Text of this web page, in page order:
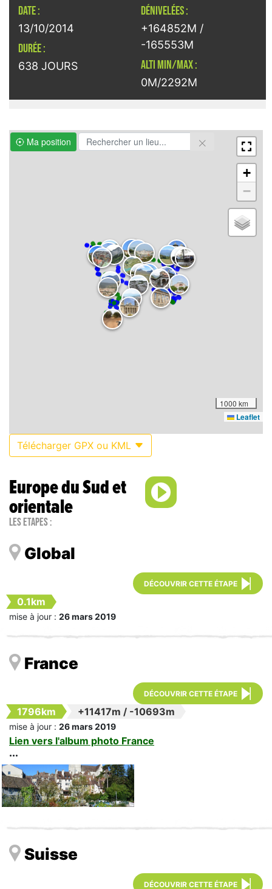
DATE :
13/10/2014
DURÉE :
638 JOURS
DÉNIVELÉES :
+164852M /
-165553M
ALTI MIN/MAX :
0M/2292M
Ma position
+
−
1000 km
Leaflet
Télécharger GPX ou KML
Europe du Sud et
orientale
Les étapes :
Global
DÉCOUVRIR CETTE ÉTAPE
0.1km
mise à jour : 26 mars 2019
France
DÉCOUVRIR CETTE ÉTAPE
1796km +11417m / -10693m
mise à jour : 26 mars 2019
Lien vers l'album photo France
Suisse
DÉCOUVRIR CETTE ÉTAPE